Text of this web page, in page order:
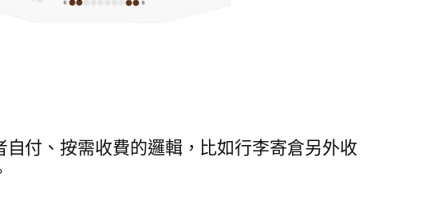
付、按需收費的邏輯，比如行李寄倉另外收